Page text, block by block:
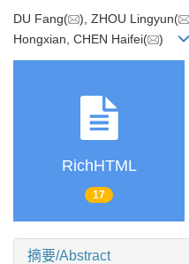
DU Fang( ), ZHOU Lingyun(
Hongxian, CHEN Haifei(
)
RichHTML
17
摘要/Abstract